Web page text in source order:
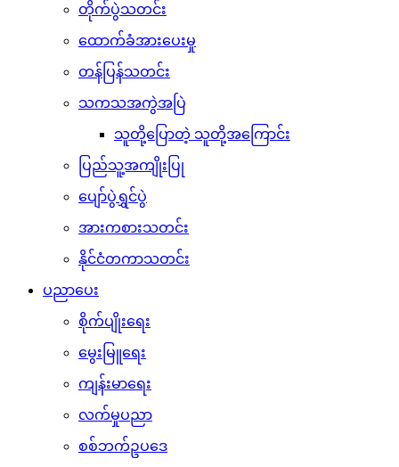
တိုက်ပွဲသတင်း
ထောက်ခံအားပေးမှု
တန်ပြန်သတင်း
သကသအကွဲအပြဲ
သူတို့ပြောတဲ့ သူတို့အကြောင်း
ပြည်သူ့အကျိုးပြု
ပျော်ပွဲရွှင်ပွဲ
အားကစားသတင်း
နိုင်ငံတကာသတင်း
ပညာပေး
စိုက်ပျိုးရေး
မွေးမြူရေး
ကျန်းမာရေး
လက်မှုပညာ
စစ်ဘက်ဥပဒေ